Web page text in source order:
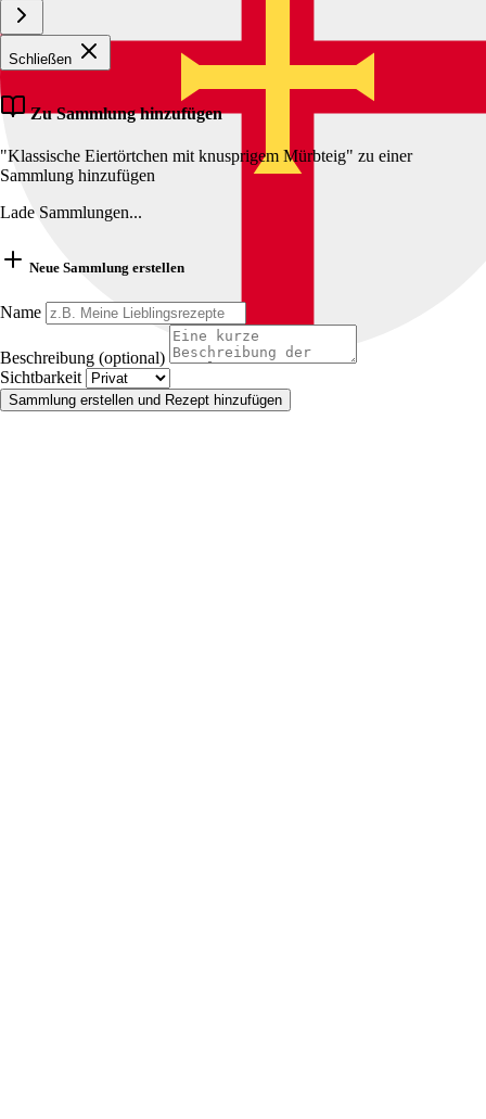
Schließen
Zu Sammlung hinzufügen
"Klassische Eiertörtchen mit knusprigem Mürbteig" zu einer
Sammlung hinzufügen
Lade Sammlungen...
Neue Sammlung erstellen
Name
Beschreibung (optional)
Sichtbarkeit
Sammlung erstellen und Rezept hinzufügen